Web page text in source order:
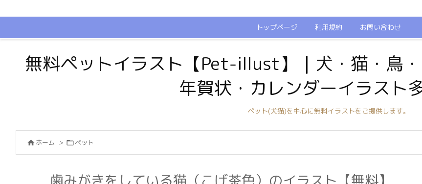
トップページ 利用規約 お問い合わせ
無料ペットイラスト【Pet-illust】｜犬・猫・鳥・
年賀状・カレンダーイラスト
ペット(犬猫)を中心に無料イラストをご提供します。
 ホーム > ペット